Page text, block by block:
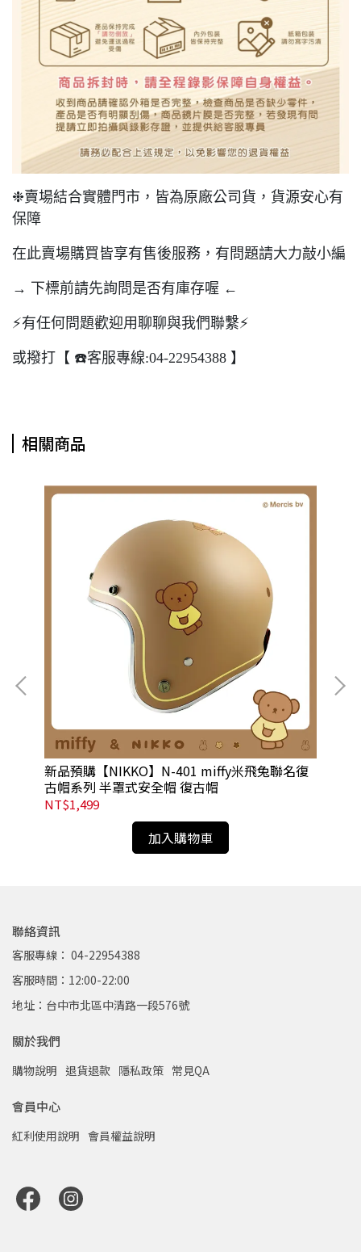
❉賣場結合實體門市，皆為原廠公司貨，貨源安心有
保障
在此賣場購買皆享有售後服務，有問題請大力敲小編
→ 下標前請先詢問是否有庫存喔 ←
⚡️有任何問題歡迎用聊聊與我們聯繫⚡️
或撥打【 ☎️客服專線:04-22954388 】
相關商品
新品預購【NIKKO】N-401 miffy米飛兔聯名復
古帽系列 半罩式安全帽 復古帽
NT$1,499
加入購物車
聯絡資訊
客服專線： 04-22954388
客服時間：12:00-22:00
地址：台中市北區中清路一段576號
關於我們
購物說明 退貨退款 隱私政策 常見QA
會員中心
紅利使用說明 會員權益說明